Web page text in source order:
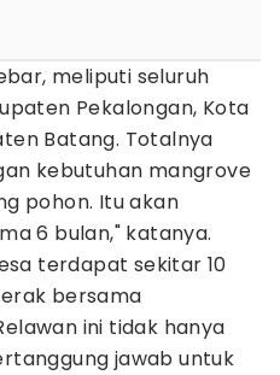
meliputi seluruh
Pekalongan, Kota
Batang. Totalnya
kebutuhan mangrove
pohon. Itu akan
6 bulan," katanya.
terdapat sekitar 10
bersama
ini tidak hanya
jawab untuk